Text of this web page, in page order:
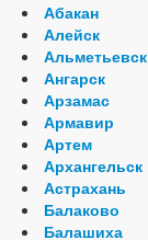
Абакан
Алейск
Альметьевск
Ангарск
Арзамас
Армавир
Артем
Архангельск
Астрахань
Балаково
Балашиха